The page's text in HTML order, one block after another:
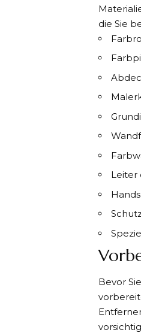
die Sie
Leiter
Bevor